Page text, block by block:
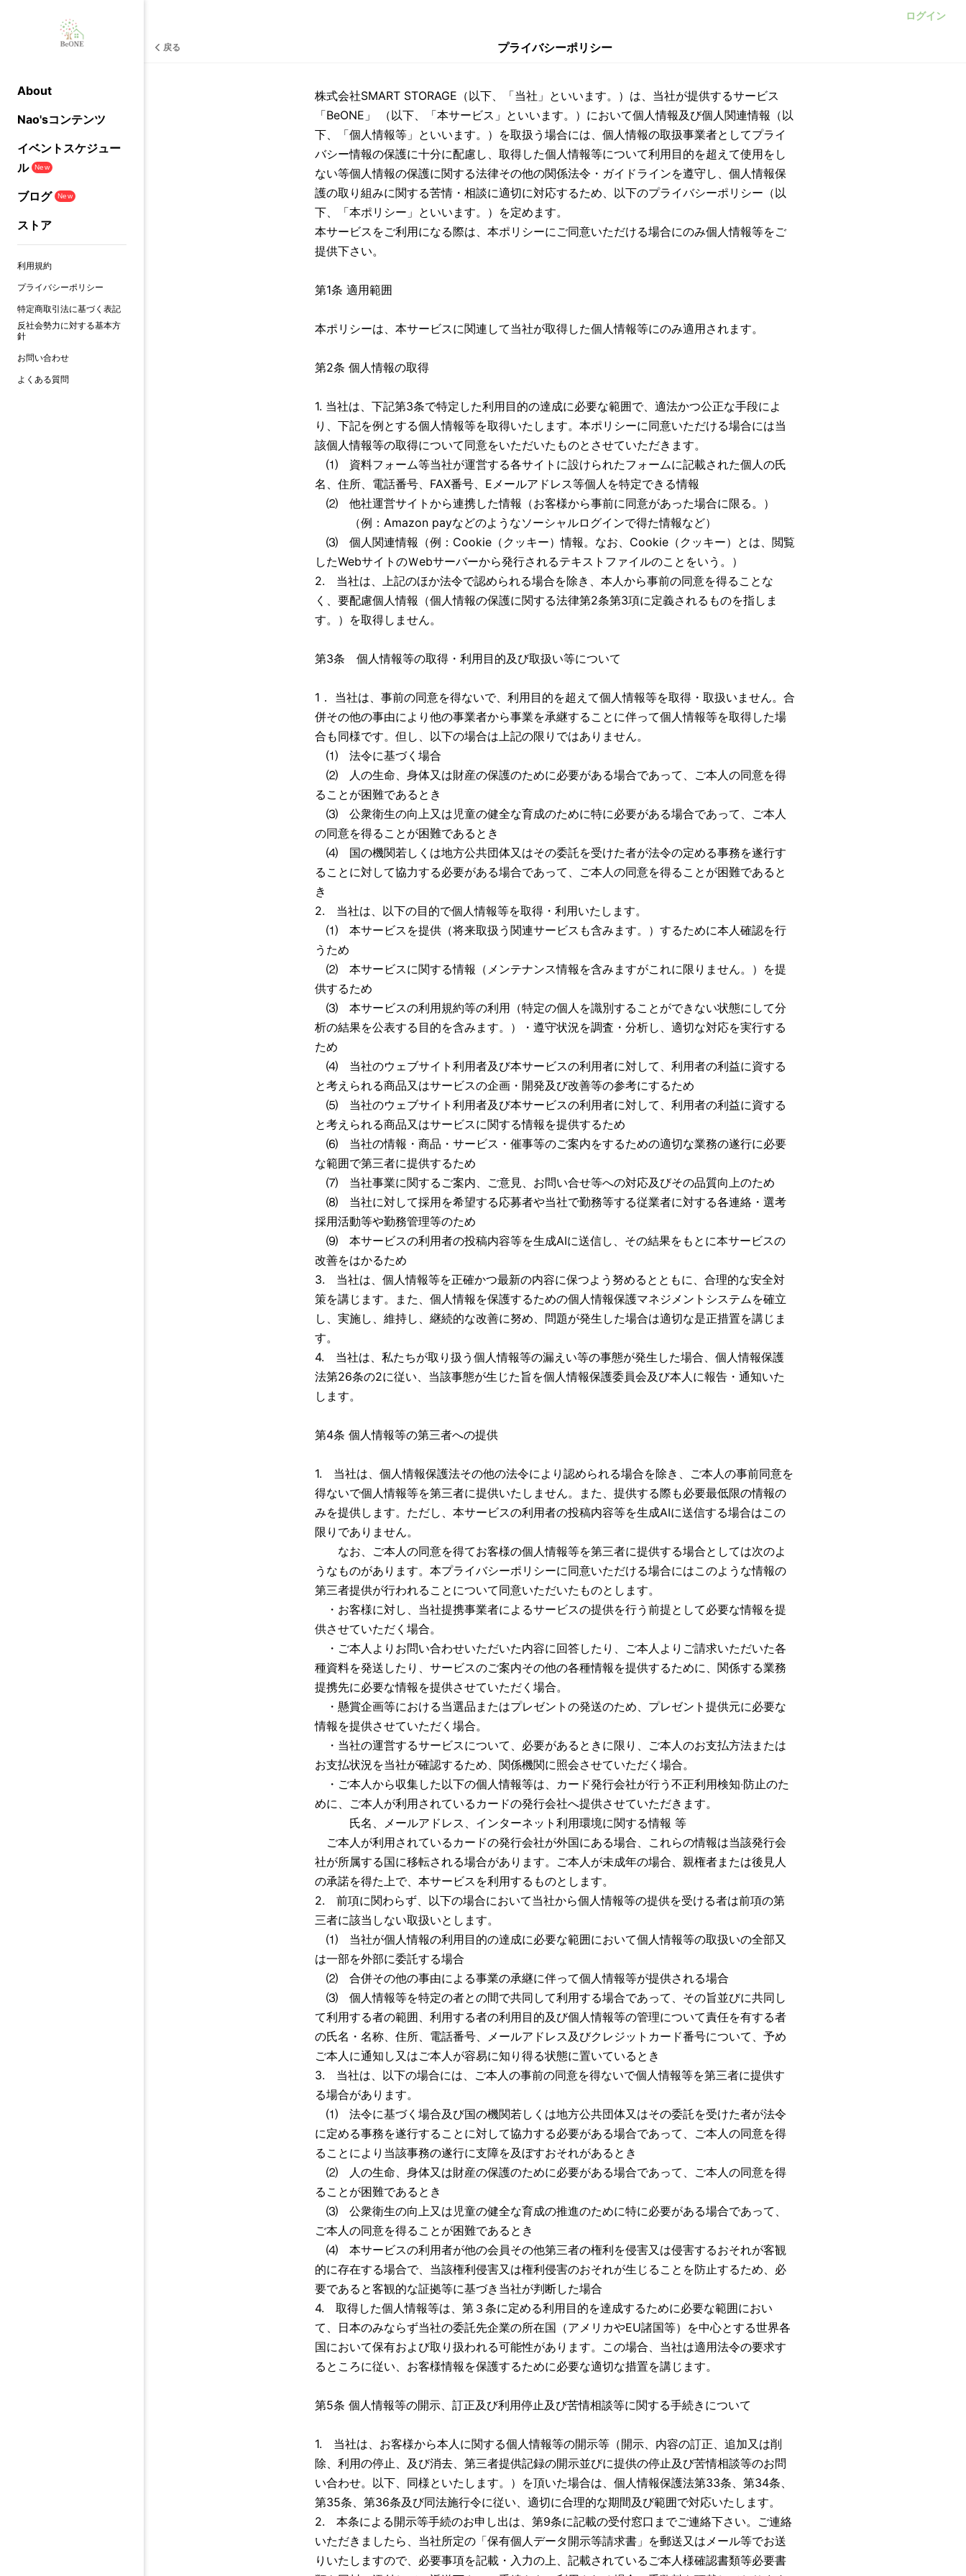
ログイン
About
Nao'sコンテンツ
イベントスケジュー
ル
New
ブログ New
ストア
利用規約
プライバシーポリシー
特定商取引法に基づく表記
反社会勢力に対する基本方
針
お問い合わせ
よくある質問
戻る プライバシーポリシー
株式会社SMART STORAGE（以下、「当社」といいます。）は、当社が提供するサービス
「BeONE」 （以下、「本サービス」といいます。）において個人情報及び個人関連情報（以
下、「個人情報等」といいます。）を取扱う場合には、個人情報の取扱事業者としてプライ
バシー情報の保護に十分に配慮し、取得した個人情報等について利用目的を超えて使用をし
ない等個人情報の保護に関する法律その他の関係法令・ガイドラインを遵守し、個人情報保
護の取り組みに関する苦情・相談に適切に対応するため、以下のプライバシーポリシー（以
下、「本ポリシー」といいます。）を定めます。
本サービスをご利用になる際は、本ポリシーにご同意いただける場合にのみ個人情報等をご
提供下さい。
第1条 適用範囲
本ポリシーは、本サービスに関連して当社が取得した個人情報等にのみ適用されます。
第2条 個人情報の取得
1. 当社は、下記第3条で特定した利用目的の達成に必要な範囲で、適法かつ公正な手段によ
り、下記を例とする個人情報等を取得いたします。本ポリシーに同意いただける場合には当
該個人情報等の取得について同意をいただいたものとさせていただきます。
⑴ 資料フォーム等当社が運営する各サイトに設けられたフォームに記載された個人の氏
名、住所、電話番号、FAX番号、Eメールアドレス等個人を特定できる情報
⑵ 他社運営サイトから連携した情報（お客様から事前に同意があった場合に限る。）
（例：Amazon payなどのようなソーシャルログインで得た情報など）
⑶ 個人関連情報（例：Cookie（クッキー）情報。なお、Cookie（クッキー）とは、閲覧
したWebサイトのＷebサーバーから発行されるテキストファイルのことをいう。）
2. 当社は、上記のほか法令で認められる場合を除き、本人から事前の同意を得ることな
く、要配慮個人情報（個人情報の保護に関する法律第2条第3項に定義されるものを指しま
す。）を取得しません。
第3条 個人情報等の取得・利用目的及び取扱い等について
1． 当社は、事前の同意を得ないで、利用目的を超えて個人情報等を取得・取扱いません。合
併その他の事由により他の事業者から事業を承継することに伴って個人情報等を取得した場
合も同様です。但し、以下の場合は上記の限りではありません。
⑴ 法令に基づく場合
⑵ 人の生命、身体又は財産の保護のために必要がある場合であって、ご本人の同意を得
ることが困難であるとき
⑶ 公衆衛生の向上又は児童の健全な育成のために特に必要がある場合であって、ご本人
の同意を得ることが困難であるとき
⑷ 国の機関若しくは地方公共団体又はその委託を受けた者が法令の定める事務を遂行す
ることに対して協力する必要がある場合であって、ご本人の同意を得ることが困難であると
き
2. 当社は、以下の目的で個人情報等を取得・利用いたします。
⑴ 本サービスを提供（将来取扱う関連サービスも含みます。）するために本人確認を行
うため
⑵ 本サービスに関する情報（メンテナンス情報を含みますがこれに限りません。）を提
供するため
⑶ 本サービスの利用規約等の利用（特定の個人を識別することができない状態にして分
析の結果を公表する目的を含みます。）・遵守状況を調査・分析し、適切な対応を実行する
ため
⑷ 当社のウェブサイト利用者及び本サービスの利用者に対して、利用者の利益に資する
と考えられる商品又はサービスの企画・開発及び改善等の参考にするため
⑸ 当社のウェブサイト利用者及び本サービスの利用者に対して、利用者の利益に資する
と考えられる商品又はサービスに関する情報を提供するため
⑹ 当社の情報・商品・サービス・催事等のご案内をするための適切な業務の遂行に必要
な範囲で第三者に提供するため
⑺ 当社事業に関するご案内、ご意見、お問い合せ等への対応及びその品質向上のため
⑻ 当社に対して採用を希望する応募者や当社で勤務等する従業者に対する各連絡・選考
採用活動等や勤務管理等のため
⑼ 本サービスの利用者の投稿内容等を生成AIに送信し、その結果をもとに本サービスの
改善をはかるため
3. 当社は、個人情報等を正確かつ最新の内容に保つよう努めるとともに、合理的な安全対
策を講じます。また、個人情報を保護するための個人情報保護マネジメントシステムを確立
し、実施し、維持し、継続的な改善に努め、問題が発生した場合は適切な是正措置を講じま
す。
4. 当社は、私たちが取り扱う個人情報等の漏えい等の事態が発生した場合、個人情報保護
法第26条の2に従い、当該事態が生じた旨を個人情報保護委員会及び本人に報告・通知いた
します。
第4条 個人情報等の第三者への提供
1. 当社は、個人情報保護法その他の法令により認められる場合を除き、ご本人の事前同意を
得ないで個人情報等を第三者に提供いたしません。また、提供する際も必要最低限の情報の
みを提供します。ただし、本サービスの利用者の投稿内容等を生成AIに送信する場合はこの
限りでありません。
なお、ご本人の同意を得てお客様の個人情報等を第三者に提供する場合としては次のよ
うなものがあります。本プライバシーポリシーに同意いただける場合にはこのような情報の
第三者提供が行われることについて同意いただいたものとします。
・お客様に対し、当社提携事業者によるサービスの提供を行う前提として必要な情報を提
供させていただく場合。
・ご本人よりお問い合わせいただいた内容に回答したり、ご本人よりご請求いただいた各
種資料を発送したり、サービスのご案内その他の各種情報を提供するために、関係する業務
提携先に必要な情報を提供させていただく場合。
・懸賞企画等における当選品またはプレゼントの発送のため、プレゼント提供元に必要な
情報を提供させていただく場合。
・当社の運営するサービスについて、必要があるときに限り、ご本人のお支払方法または
お支払状況を当社が確認するため、関係機関に照会させていただく場合。
・ご本人から収集した以下の個人情報等は、カード発行会社が行う不正利用検知‧防止のた
めに、ご本人が利用されているカードの発行会社へ提供させていただきます。
氏名、メールアドレス、インターネット利⽤環境に関する情報 等
ご本人が利用されているカードの発行会社が外国にある場合、これらの情報は当該発行会
社が所属する国に移転される場合があります。ご本人が未成年の場合、親権者または後見人
の承諾を得た上で、本サービスを利用するものとします。
2. 前項に関わらず、以下の場合において当社から個人情報等の提供を受ける者は前項の第
三者に該当しない取扱いとします。
⑴ 当社が個人情報の利用目的の達成に必要な範囲において個人情報等の取扱いの全部又
は一部を外部に委託する場合
⑵ 合併その他の事由による事業の承継に伴って個人情報等が提供される場合
⑶ 個人情報等を特定の者との間で共同して利用する場合であって、その旨並びに共同し
て利用する者の範囲、利用する者の利用目的及び個人情報等の管理について責任を有する者
の氏名・名称、住所、電話番号、メールアドレス及びクレジットカード番号について、予め
ご本人に通知し又はご本人が容易に知り得る状態に置いているとき
3. 当社は、以下の場合には、ご本人の事前の同意を得ないで個人情報等を第三者に提供す
る場合があります。
⑴ 法令に基づく場合及び国の機関若しくは地方公共団体又はその委託を受けた者が法令
に定める事務を遂行することに対して協力する必要がある場合であって、ご本人の同意を得
ることにより当該事務の遂行に支障を及ぼすおそれがあるとき
⑵ 人の生命、身体又は財産の保護のために必要がある場合であって、ご本人の同意を得
ることが困難であるとき
⑶ 公衆衛生の向上又は児童の健全な育成の推進のために特に必要がある場合であって、
ご本人の同意を得ることが困難であるとき
⑷ 本サービスの利用者が他の会員その他第三者の権利を侵害又は侵害するおそれが客観
的に存在する場合で、当該権利侵害又は権利侵害のおそれが生じることを防止するため、必
要であると客観的な証拠等に基づき当社が判断した場合
4. 取得した個人情報等は、第３条に定める利用目的を達成するために必要な範囲におい
て、日本のみならず当社の委託先企業の所在国（アメリカやEU諸国等）を中心とする世界各
国において保有および取り扱われる可能性があります。この場合、当社は適用法令の要求す
るところに従い、お客様情報を保護するために必要な適切な措置を講じます。
第5条 個人情報等の開示、訂正及び利用停止及び苦情相談等に関する手続きについて
1. 当社は、お客様から本人に関する個人情報等の開示等（開示、内容の訂正、追加又は削
除、利用の停止、及び消去、第三者提供記録の開示並びに提供の停止及び苦情相談等のお問
い合わせ。以下、同様といたします。）を頂いた場合は、個人情報保護法第33条、第34条、
第35条、第36条及び同法施行令に従い、適切に合理的な期間及び範囲で対応いたします。
2. 本条による開示等手続のお申し出は、第9条に記載の受付窓口までご連絡下さい。ご連絡
いただきましたら、当社所定の「保有個人データ開示等請求書」を郵送又はメール等でお送
りいたしますので、必要事項を記載・入力の上、記載されているご本人様確認書類等必要書